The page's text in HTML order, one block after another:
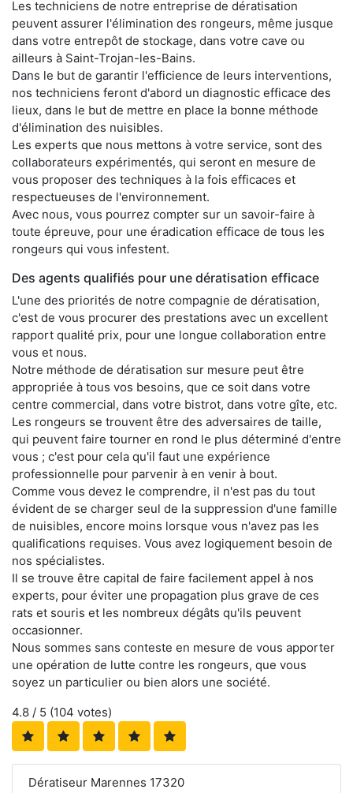
Les techniciens de notre entreprise de dératisation
peuvent assurer l'élimination des rongeurs, même jusque
dans votre entrepôt de stockage, dans votre cave ou
ailleurs à Saint-Trojan-les-Bains.
Dans le but de garantir l'efficience de leurs interventions,
nos techniciens feront d'abord un diagnostic efficace des
lieux, dans le but de mettre en place la bonne méthode
d'élimination des nuisibles.
Les experts que nous mettons à votre service, sont des
collaborateurs expérimentés, qui seront en mesure de
vous proposer des techniques à la fois efficaces et
respectueuses de l'environnement.
Avec nous, vous pourrez compter sur un savoir-faire à
toute épreuve, pour une éradication efficace de tous les
rongeurs qui vous infestent.
Des agents qualifiés pour une dératisation efficace
L'une des priorités de notre compagnie de dératisation,
c'est de vous procurer des prestations avec un excellent
rapport qualité prix, pour une longue collaboration entre
vous et nous.
Notre méthode de dératisation sur mesure peut être
appropriée à tous vos besoins, que ce soit dans votre
centre commercial, dans votre bistrot, dans votre gîte, etc.
Les rongeurs se trouvent être des adversaires de taille,
qui peuvent faire tourner en rond le plus déterminé d'entre
vous ; c'est pour cela qu'il faut une expérience
professionnelle pour parvenir à en venir à bout.
Comme vous devez le comprendre, il n'est pas du tout
évident de se charger seul de la suppression d'une famille
de nuisibles, encore moins lorsque vous n'avez pas les
qualifications requises. Vous avez logiquement besoin de
nos spécialistes.
Il se trouve être capital de faire facilement appel à nos
experts, pour éviter une propagation plus grave de ces
rats et souris et les nombreux dégâts qu'ils peuvent
occasionner.
Nous sommes sans conteste en mesure de vous apporter
une opération de lutte contre les rongeurs, que vous
soyez un particulier ou bien alors une société.
4.8 / 5 (104 votes)
Dératiseur Marennes 17320